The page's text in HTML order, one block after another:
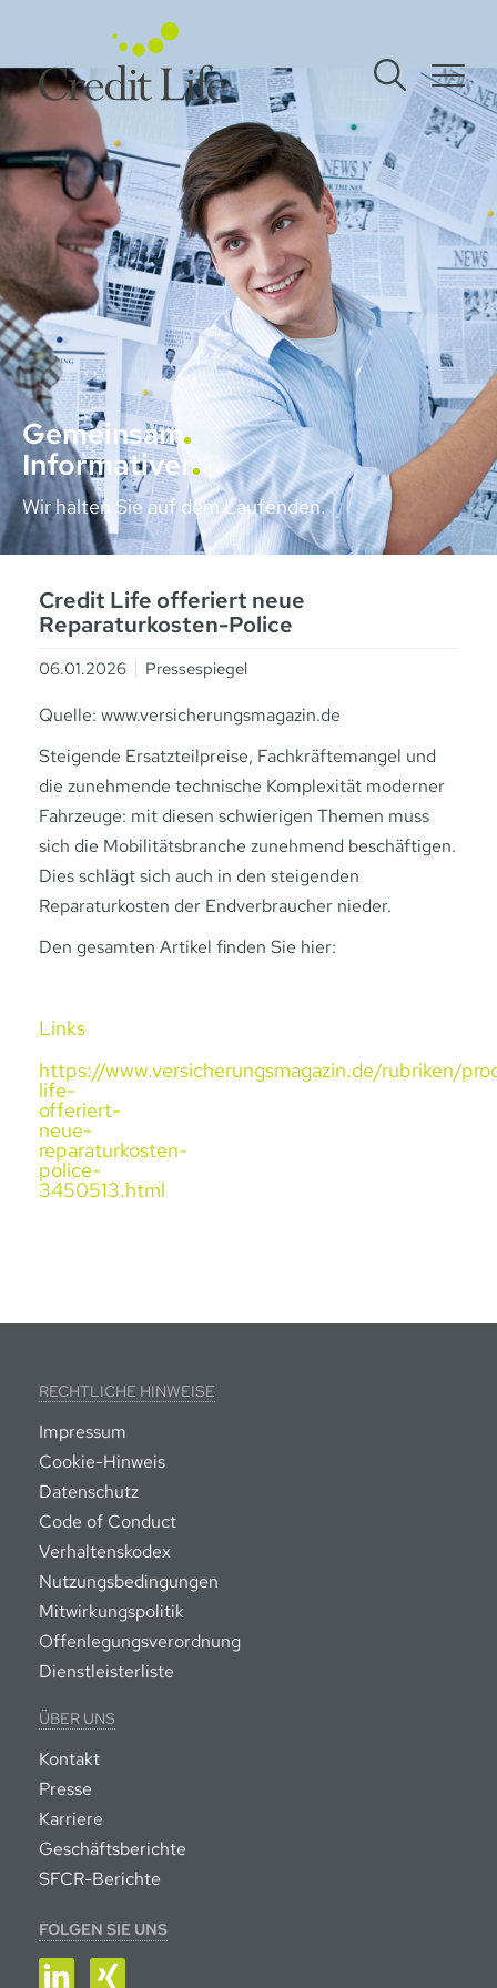
Gemeinsam
Informativer
Wir halten Sie auf dem Laufenden.
Credit Life offeriert neue
Reparaturkosten-Police
06.01.2026 Pressespiegel
Quelle: www.versicherungsmagazin.de
Steigende Ersatzteilpreise, Fachkräftemangel und
die zunehmende technische Komplexität moderner
Fahrzeuge: mit diesen schwierigen Themen muss
sich die Mobilitätsbranche zunehmend beschäftigen.
Dies schlägt sich auch in den steigenden
Reparaturkosten der Endverbraucher nieder.
Den gesamten Artikel finden Sie hier:
Links
https://www.versicherungsmagazin.de/rubriken/
life-
offeriert-
neue-
reparaturkosten-
police-
3450513.html
RECHTLICHE HINWEISE
Impressum
Cookie-Hinweis
Datenschutz
Code of Conduct
Verhaltenskodex
Nutzungsbedingungen
Mitwirkungspolitik
Offenlegungsverordnung
Dienstleisterliste
ÜBER UNS
Kontakt
Presse
Karriere
Geschäftsberichte
SFCR-Berichte
FOLGEN SIE UNS
LinkedIn
XING